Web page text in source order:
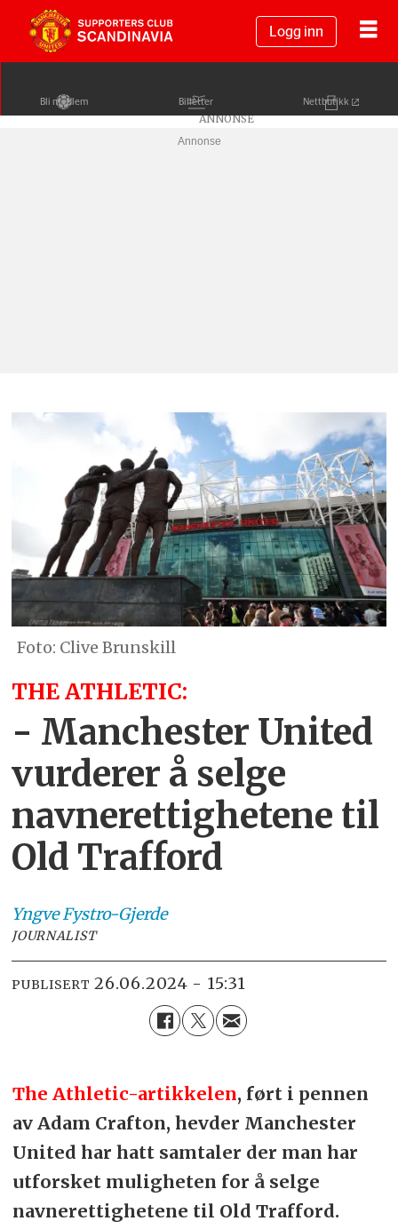
Logg inn
Bli medlem Billetter Nettbutikk
Annonse
Clive Brunskill
THE ATHLETIC:
- Manchester United
vurderer å selge
navnerettighetene til
Old Trafford
Yngve Fystro-Gjerde
JOURNALIST
PUBLISERT 26.06.2024 - 15:31
The Athletic-artikkelen, ført i pennen
av Adam Crafton, hevder Manchester
United har hatt samtaler der man har
utforsket muligheten for å selge
navnerettighetene til Old Trafford.